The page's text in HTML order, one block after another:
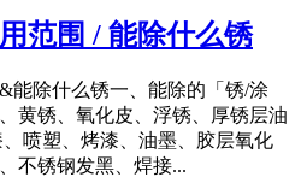
范围 / 能除什么锈
能除什么锈一、能除的「锈/涂
黄锈、氧化皮、浮锈、厚锈层油
喷塑、烤漆、油墨、胶层氧化
不锈钢发黑、焊接...